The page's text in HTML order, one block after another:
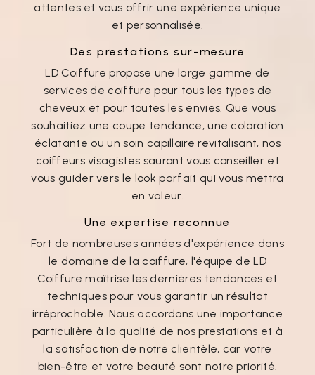
attentes et vous offrir une expérience unique
et personnalisée.
Des prestations sur-mesure
LD Coiffure propose une large gamme de
services de coiffure pour tous les types de
cheveux et pour toutes les envies. Que vous
souhaitiez une coupe tendance, une coloration
éclatante ou un soin capillaire revitalisant, nos
coiffeurs visagistes sauront vous conseiller et
vous guider vers le look parfait qui vous mettra
en valeur.
Une expertise reconnue
Fort de nombreuses années d'expérience dans
le domaine de la coiffure, l'équipe de LD
Coiffure maîtrise les dernières tendances et
techniques pour vous garantir un résultat
irréprochable. Nous accordons une importance
particulière à la qualité de nos prestations et à
la satisfaction de notre clientèle, car votre
bien-être et votre beauté sont notre priorité.